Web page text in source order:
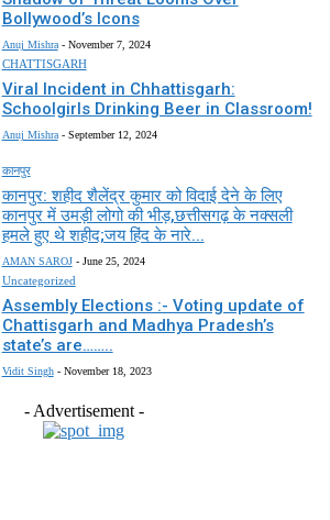
Bollywood’s Icons
Anuj Mishra - November 7, 2024
CHATTISGARH
Viral Incident in Chhattisgarh:
Schoolgirls Drinking Beer in Classroom!
Anuj Mishra - September 12, 2024
कानपुर
कानपुर: शहीद शैलेंद्र कुमार को विदाई देने के लिए
कानपुर में उमड़ी लोगो की भीड़,छत्तीसगढ़ के नक्सली
हमले हुए थे शहीद;जय हिंद के नारे...
AMAN SAROJ - June 25, 2024
Uncategorized
Assembly Elections :- Voting update of
Chattisgarh and Madhya Pradesh’s
state’s are……..
Vidit Singh - November 18, 2023
- Advertisement -